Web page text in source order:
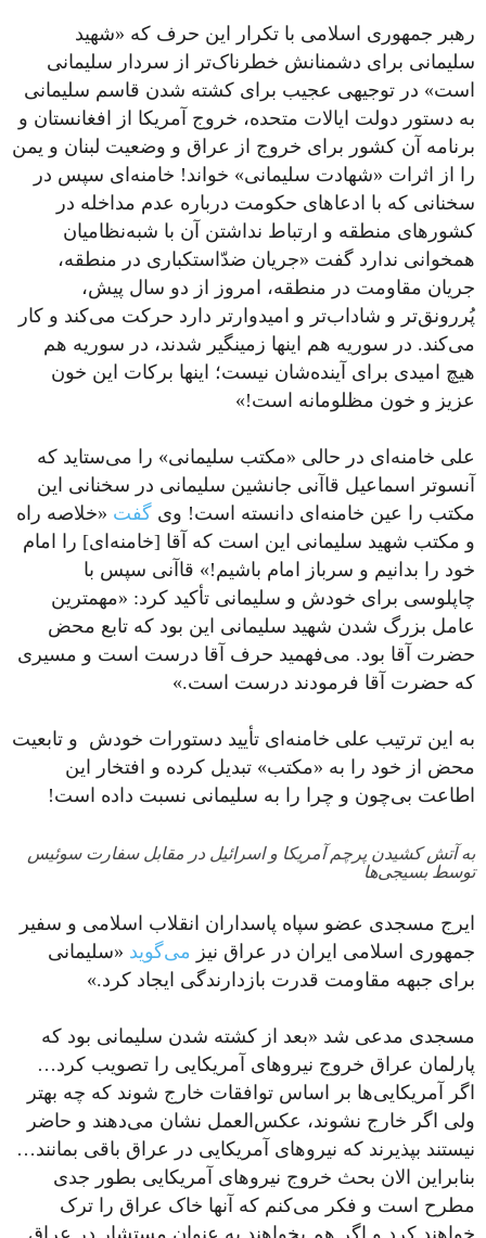
رهبر جمهوری اسلامی با تکرار این حرف که «شهید
سلیمانی برای دشمنانش خطرناک‌تر از سردار سلیمانی
است» در توجیهی عجیب برای کشته شدن قاسم سلیمانی
به دستور دولت ایالات متحده، خروج آمریکا از افغانستان و
برنامه آن کشور برای خروج از عراق و وضعیت لبنان و یمن
را از اثرات «شهادت سلیمانی» خواند! خامنه‌ای سپس در
سخنانی که با ادعاهای حکومت درباره عدم مداخله در
کشورهای منطقه و ارتباط نداشتن آن با شبه‌نظامیان
همخوانی ندارد گفت «جریان ضدّاستکباری در منطقه،
جریان مقاومت در منطقه، امروز از دو سال پیش،
پُررونق‌تر و شاداب‌تر و امیدوارتر دارد حرکت می‌کند و کار
می‌کند. در سوریه هم اینها زمینگیر شدند، در سوریه هم
هیچ امیدی برای آینده‌شان نیست؛ اینها برکات این خون
عزیز و خون مظلومانه است!»
علی خامنه‌ای در حالی «مکتب سلیمانی» را می‌ستاید که
آنسوتر اسماعیل قاآنی جانشین سلیمانی در سخنانی این
مکتب را عین خامنه‌ای دانسته است! وی گفت «خلاصه راه
و مکتب شهید سلیمانی این است که آقا [خامنه‌ای] را امام
خود را بدانیم و سرباز امام باشیم!» قاآنی سپس با
چاپلوسی برای خودش و سلیمانی تأکید کرد: «مهمترین
عامل بزرگ شدن شهید سلیمانی این بود که تابع محض
حضرت آقا بود. می‌فهمید حرف آقا درست است و مسیری
که حضرت آقا فرمودند درست است.»
به این ترتیب علی خامنه‌ای تأیید دستورات خودش و تابعیت
محض از خود را به «مکتب» تبدیل کرده و افتخار این
اطاعت بی‌چون و چرا را به سلیمانی نسبت داده است!
به آتش کشیدن پرچم آمریکا و اسرائیل در مقابل سفارت سوئیس
توسط بسیجی‌ها
ایرج مسجدی عضو سپاه پاسداران انقلاب اسلامی و سفیر
جمهوری اسلامی ایران در عراق نیز می‌گوید «سلیمانی
برای جبهه مقاومت قدرت بازدارندگی ایجاد کرد.»
مسجدی مدعی شد «بعد از کشته شدن سلیمانی بود که
پارلمان عراق خروج نیروهای آمریکایی را تصویب کرد…
اگر آمریکایی‌ها بر اساس توافقات خارج شوند که چه بهتر
ولی اگر خارج نشوند، عکس‌العمل نشان می‌دهند و حاضر
نیستند بپذیرند که نیروهای آمریکایی در عراق باقی بمانند…
بنابراین الان بحث خروج نیروهای آمریکایی بطور جدی
مطرح است و فکر می‌کنم که آنها خاک عراق را ترک
خواهند کرد و اگر هم بخواهند به عنوان مستشار در عراق